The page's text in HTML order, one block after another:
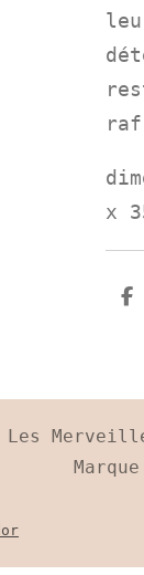
x
P
g
e
r
Les